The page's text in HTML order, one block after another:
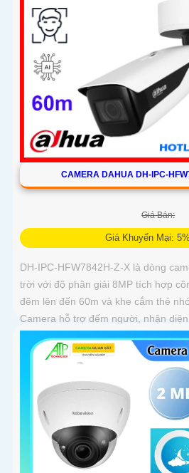
CAMERA DAHUA DH-IPC-
Giá Bán:
Giá Khuyến Mại:
DH-IPC-HFW7842H-Z-X là dòng
trời với độ phân giải 8MP tích hợp
đêm lên đến 60m và khe cắm thẻ
Camera hỗ trợ đếm người, nhận
chuẩn nén POE, đạt tiêu chuẩn
cho các khu vực giám sát ngoài trời,
chỗ đỗ xe hiệu quả cho các bãi giữ